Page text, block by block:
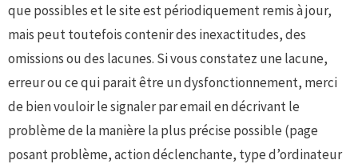
que possibles et le site est périodiquement remis à jour,
mais peut toutefois contenir des inexactitudes, des
omissions ou des lacunes. Si vous constatez une lacune,
erreur ou ce qui parait être un dysfonctionnement, merci
de bien vouloir le signaler par email en décrivant le
problème de la manière la plus précise possible (page
posant problème, action déclenchante, type d’ordinateur